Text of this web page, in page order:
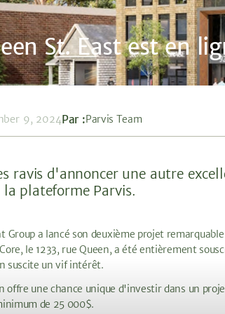
St. East est en
9, 2024Par :Parvis Team
ravis d'annoncer une autre
plateforme Parvis.
Group a lancé son deuxième projet
le 1233, rue Queen, a été entièrement
suscite un vif intérêt.
offre une chance unique d'investir dans un
de 25 000$.